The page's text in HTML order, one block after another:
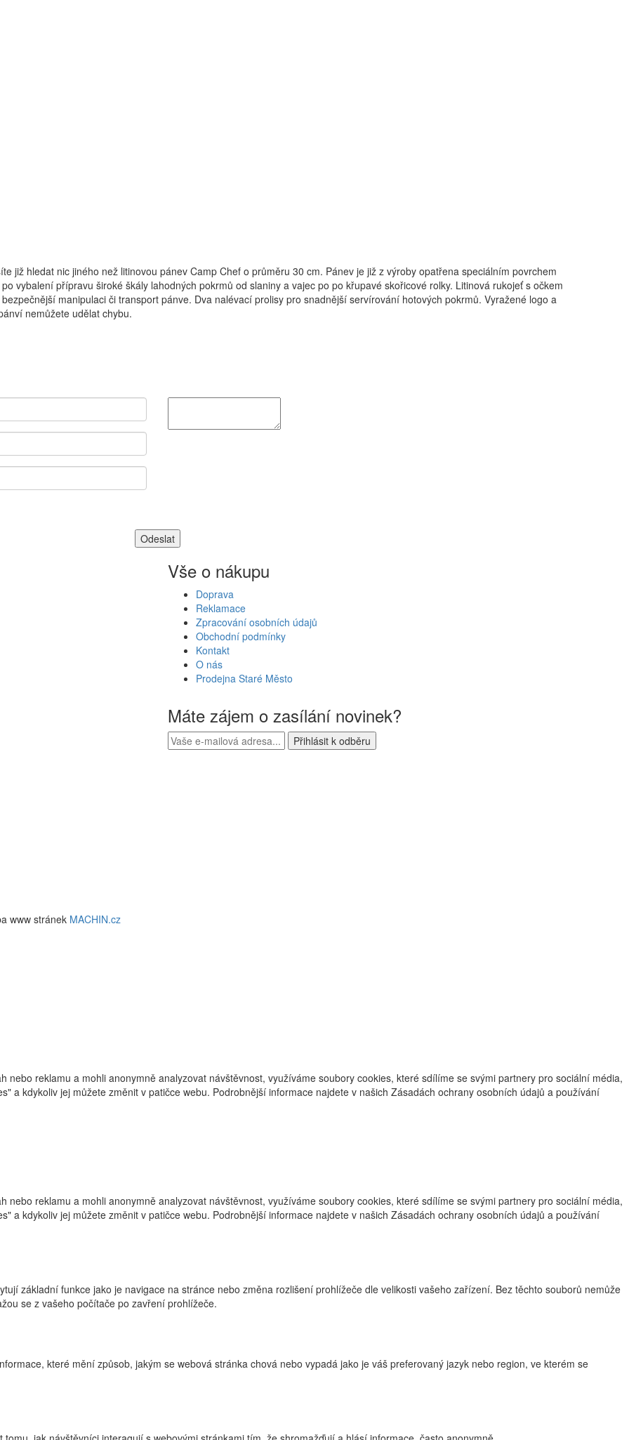
již hledat nic jiného než litinovou pánev Camp Chef o průměru 30 cm. Pánev je již z výroby opatřena speciálním povrchem
vybalení přípravu široké škály lahodných pokrmů od slaniny a vajec po po křupavé skořicové rolky. Litinová rukojeť s očkem
manipulaci či transport pánve. Dva nalévací prolisy pro snadnější servírování hotových pokrmů. Vyražené logo a
nemůžete udělat chybu.
Vše o nákupu
Doprava
Reklamace
Zpracování osobních údajů
Obchodní podmínky
Kontakt
O nás
Prodejna Staré Město
Máte zájem o zasílání novinek?
www stránek MACHIN.cz
reklamu a mohli anonymně analyzovat návštěvnost, využíváme soubory cookies, které sdílíme se svými partnery pro sociální média,
a kdykoliv jej můžete změnit v patičce webu. Podrobnější informace najdete v našich Zásadách ochrany osobních údajů a používání
reklamu a mohli anonymně analyzovat návštěvnost, využíváme soubory cookies, které sdílíme se svými partnery pro sociální média,
a kdykoliv jej můžete změnit v patičce webu. Podrobnější informace najdete v našich Zásadách ochrany osobních údajů a používání
základní funkce jako je navigace na stránce nebo změna rozlišení prohlížeče dle velikosti vašeho zařízení. Bez těchto souborů nemůže
se z vašeho počítače po zavření prohlížeče.
které mění způsob, jakým se webová stránka chová nebo vypadá jako je váš preferovaný jazyk nebo region, ve kterém se